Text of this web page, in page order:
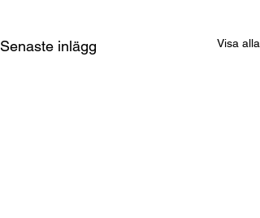
Senaste inlägg Visa alla